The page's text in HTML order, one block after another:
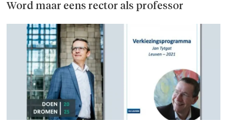
Word maar eens rector als professor